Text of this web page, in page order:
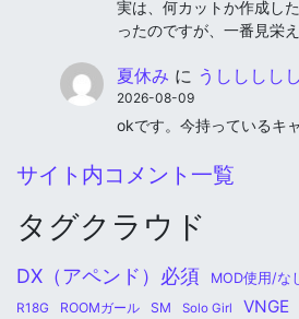
実は、何カットか作成し
ったのですが、一番見栄
夏休み に うしししし
2026-08-09
okです。今持っているキ
サイト内コメント一覧
タグクラウド
DX（アペンド）必須 MOD使用/な
R18G ROOMガール SM Solo Girl VNGE